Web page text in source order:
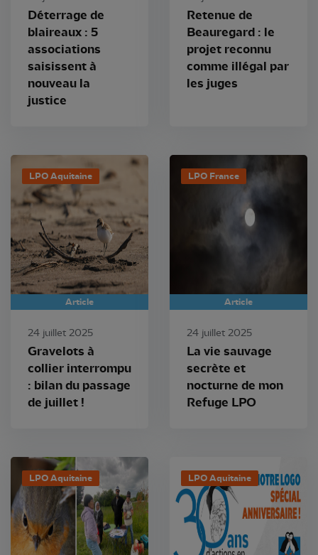
Déterrage de
blaireaux : 5
associations
saisissent à
nouveau la
justice
Retenue de
Beauregard : le
projet reconnu
comme illégal par
les juges
LPO Aquitaine
Article
24 juillet 2025
Gravelots à
collier interrompu
: bilan du passage
de juillet !
LPO France
Article
24 juillet 2025
La vie sauvage
secrète et
nocturne de mon
Refuge LPO
LPO Aquitaine LPO Aquitaine